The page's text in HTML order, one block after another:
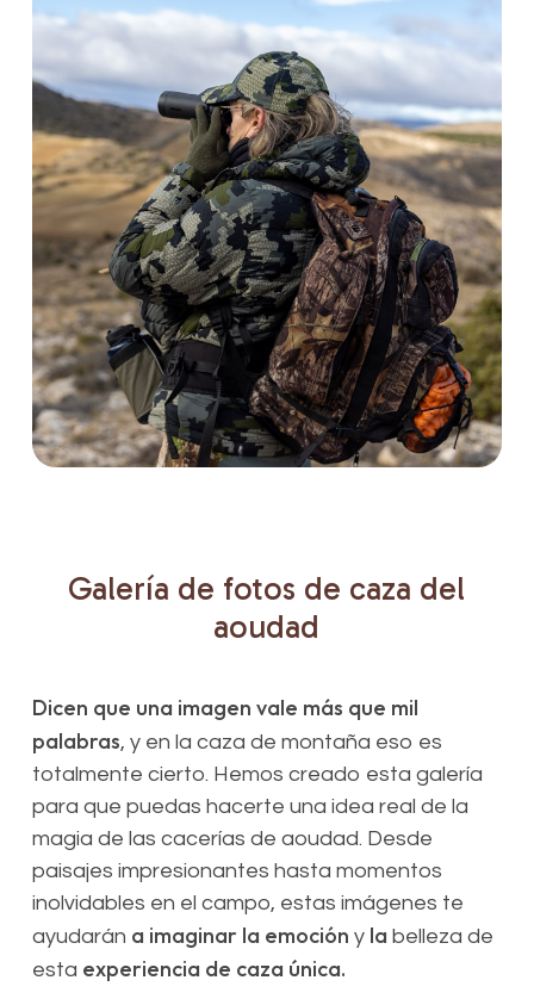
seguridad y éxito.
que se solapan con los hábitats
cabras montesas del sureste
, lo que
lo convierte en una combinación de
caza ideal
Galería de fotos de caza del
aoudad
Dicen que una imagen vale más que mil
palabras, y en la caza de montaña eso es
totalmente cierto. Hemos creado esta galería
para que puedas hacerte una idea real de la
magia de las cacerías de aoudad. Desde
paisajes impresionantes hasta momentos
inolvidables en el campo, estas imágenes te
ayudarán a imaginar la emoción y la belleza de
esta experiencia de caza única.